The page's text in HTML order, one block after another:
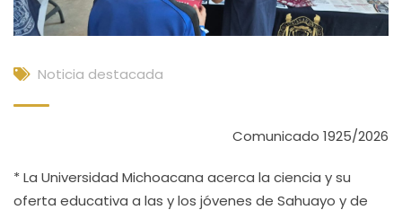
Noticia destacada
Comunicado 1925/2026
* La Universidad Michoacana acerca la ciencia y su
oferta educativa a las y los jóvenes de Sahuayo y de